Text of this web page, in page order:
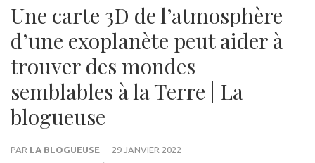
Une carte 3D de l’atmosphère
d’une exoplanète peut aider à
trouver des mondes
semblables à la Terre | La
blogueuse
PAR LA BLOGUEUSE
29 JANVIER 2022